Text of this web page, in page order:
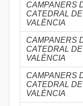
CAMPANERS
CATEDRAL DE
VALÈNCIA
CAMPANERS
CATEDRAL DE
VALÈNCIA
CAMPANERS
CATEDRAL DE
VALÈNCIA